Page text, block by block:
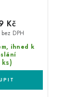
ihned k
ks)
DPH
Kč